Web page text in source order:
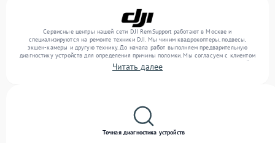
Сервисные центры нашей сети DJI RemSupport работают в Москве и
специализируются на ремонте техники DJI. Мы чиним квадрокоптеры, подвесы,
экшен-камеры и другую технику. До начала работ выполняем предварительную
диагностику устройств для определения причины поломки. Мы согласуем с клиентом
перечень необходимых работ и их стоимость, затем выполняем ремонт с заменой
деталей по необходимости. В конце подтверждаем качество оказанных услуг
Читать далее
Точная диагностика устройств